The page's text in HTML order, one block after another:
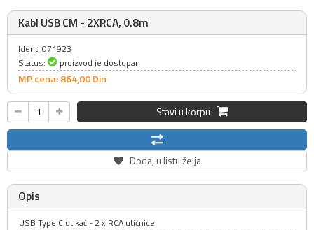
Kabl USB CM - 2XRCA, 0.8m
Ident: 071923
Status:
proizvod je dostupan
MP cena: 864,00Din
Stavi u korpu
Dodaj u listu želja
Opis
USB Type C utikač - 2 x RCA utičnice